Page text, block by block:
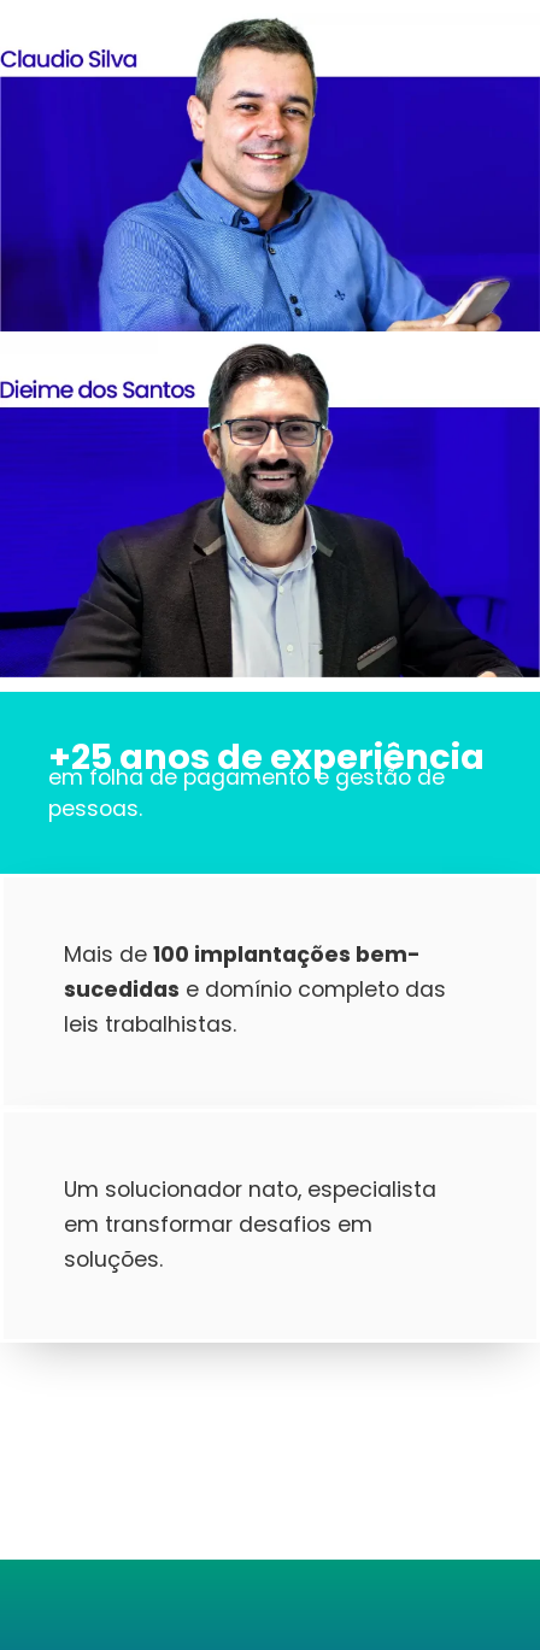
+25 anos de experiência
em folha de pagamento e gestão de
pessoas.
Mais de 100 implantações bem-
sucedidas e domínio completo das
leis trabalhistas.
Um solucionador nato, especialista
em transformar desafios em
soluções.